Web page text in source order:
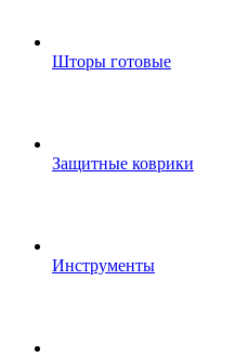
Шторы готовые
Защитные коврики
Инструменты